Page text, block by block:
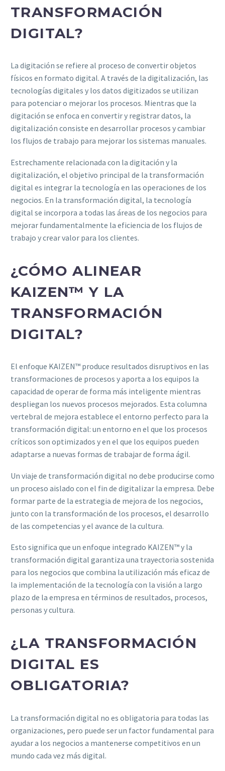
TRANSFORMACIÓN
DIGITAL?
La digitación se refiere al proceso de convertir objetos
físicos en formato digital. A través de la digitalización, las
tecnologías digitales y los datos digitizados se utilizan
para potenciar o mejorar los procesos. Mientras que la
digitación se enfoca en convertir y registrar datos, la
digitalización consiste en desarrollar procesos y cambiar
los flujos de trabajo para mejorar los sistemas manuales.
Estrechamente relacionada con la digitación y la
digitalización, el objetivo principal de la transformación
digital es integrar la tecnología en las operaciones de los
negocios. En la transformación digital, la tecnología
digital se incorpora a todas las áreas de los negocios para
mejorar fundamentalmente la eficiencia de los flujos de
trabajo y crear valor para los clientes.
¿CÓMO ALINEAR
KAIZEN™ Y LA
TRANSFORMACIÓN
DIGITAL?
El enfoque KAIZEN™ produce resultados disruptivos en las
transformaciones de procesos y aporta a los equipos la
capacidad de operar de forma más inteligente mientras
despliegan los nuevos procesos mejorados. Esta columna
vertebral de mejora establece el entorno perfecto para la
transformación digital: un entorno en el que los procesos
críticos son optimizados y en el que los equipos pueden
adaptarse a nuevas formas de trabajar de forma ágil.
Un viaje de transformación digital no debe producirse como
un proceso aislado con el fin de digitalizar la empresa. Debe
formar parte de la estrategia de mejora de los negocios,
junto con la transformación de los procesos, el desarrollo
de las competencias y el avance de la cultura.
Esto significa que un enfoque integrado KAIZEN™ y la
transformación digital garantiza una trayectoria sostenida
para los negocios que combina la utilización más eficaz de
la implementación de la tecnología con la visión a largo
plazo de la empresa en términos de resultados, procesos,
personas y cultura.
¿LA TRANSFORMACIÓN
DIGITAL ES
OBLIGATORIA?
La transformación digital no es obligatoria para todas las
organizaciones, pero puede ser un factor fundamental para
ayudar a los negocios a mantenerse competitivos en un
mundo cada vez más digital.